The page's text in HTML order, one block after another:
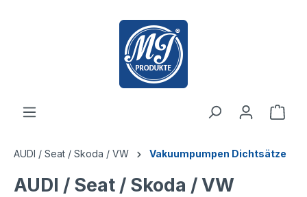
AUDI / Seat / Skoda / VW Vakuumpumpen Dichtsätze
AUDI / Seat / Skoda / VW